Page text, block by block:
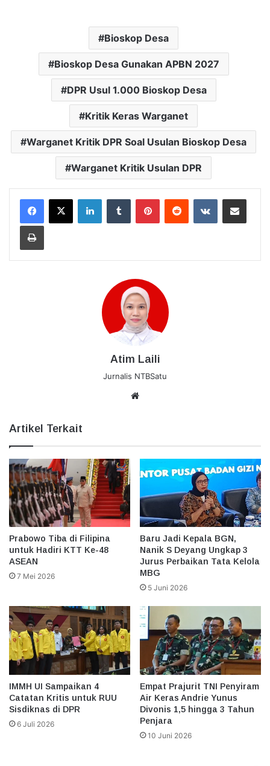
Bioskop Desa
Bioskop Desa Gunakan APBN 2027
DPR Usul 1.000 Bioskop Desa
Kritik Keras Warganet
Warganet Kritik DPR Soal Usulan Bioskop Desa
Warganet Kritik Usulan DPR
LinkedInTumblr PinterestReddit VKontakteBagikan Lewat Email
Cetak
Atim Laili
Jurnalis NTBSatu
Artikel Terkait
Prabowo Tiba di Filipina
untuk Hadiri KTT Ke-48
ASEAN
7 Mei 2026
Baru Jadi Kepala BGN,
Nanik S Deyang Ungkap 3
Jurus Perbaikan Tata Kelola
MBG
5 Juni 2026
IMMH UI Sampaikan 4
Catatan Kritis untuk RUU
Sisdiknas di DPR
6 Juli 2026
Empat Prajurit TNI Penyiram
Air Keras Andrie Yunus
Divonis 1,5 hingga 3 Tahun
Penjara
10 Juni 2026